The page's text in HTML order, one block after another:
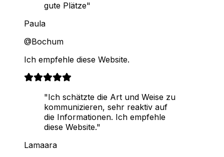
gute Plätze"
Paula
@Bochum
Ich empfehle diese Website.
"Ich schätzte die Art und Weise zu
kommunizieren, sehr reaktiv auf
die Informationen. Ich empfehle
diese Website."
Lamaara